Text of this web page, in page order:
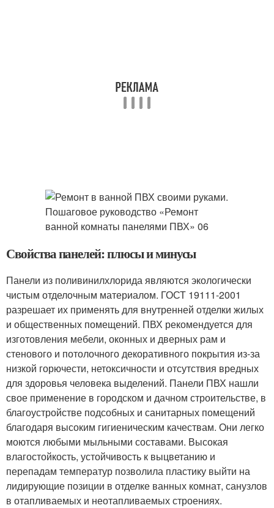
Свойства панелей: плюсы и минусы
Панели из поливинилхлорида являются экологически
чистым отделочным материалом. ГОСТ 19111-2001
разрешает их применять для внутренней отделки жилых
и общественных помещений. ПВХ рекомендуется для
изготовления мебели, оконных и дверных рам и
стенового и потолочного декоративного покрытия из-за
низкой горючести, нетоксичности и отсутствия вредных
для здоровья человека выделений. Панели ПВХ нашли
свое применение в городском и дачном строительстве, в
благоустройстве подсобных и санитарных помещений
благодаря высоким гигиеническим качествам. Они легко
моются любыми мыльными составами. Высокая
влагостойкость, устойчивость к выцветанию и
перепадам температур позволила пластику выйти на
лидирующие позиции в отделке ванных комнат, санузлов
в отапливаемых и неотапливаемых строениях.